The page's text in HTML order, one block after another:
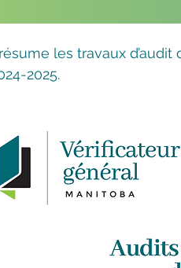
les travaux d’audit
2025.